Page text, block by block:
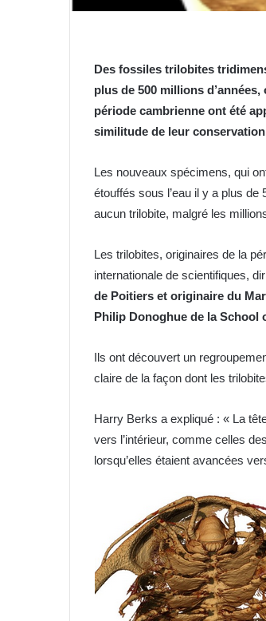
Des fossiles trilobites
plus de 500 millions
période cambrienne ont été
similitude de leur
Les nouveaux spécimens, qui
étouffés sous l’eau il y a plus
aucun trilobite, malgré les
Les trilobites, originaires de la
internationale de scientifiques,
de Poitiers et originaire du
Philip Donoghue de la School
Ils ont découvert un
claire de la façon dont les
Harry Berks a expliqué : « La
vers l’intérieur, comme celles
lorsqu’elles étaient avancées